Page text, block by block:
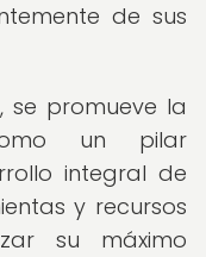
de sus
promueve la
un pilar
integral de
y recursos
su máximo